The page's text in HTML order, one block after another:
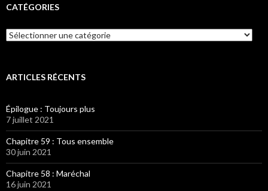
CATÉGORIES
Catégories
ARTICLES RÉCENTS
Épilogue : Toujours plus
7 juillet 2021
Chapitre 59 : Tous ensemble
30 juin 2021
Chapitre 58 : Maréchal
16 juin 2021